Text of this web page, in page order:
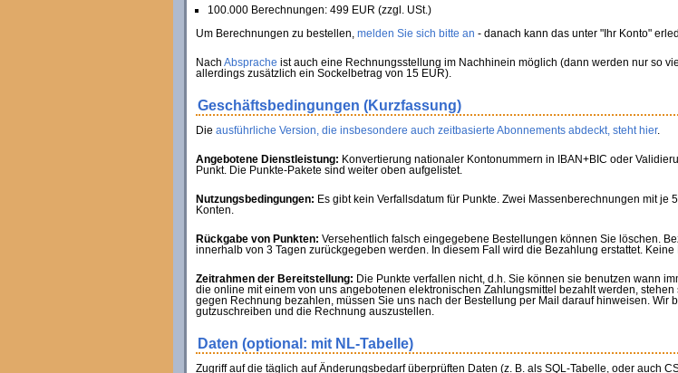
100.000 Berechnungen: 499 EUR (zzgl. USt.)
Um Berechnungen zu bestellen, melden Sie sich bitte an - danach kann das unter "Ihr Konto"
Nach Absprache ist auch eine Rechnungsstellung im Nachhinein möglich (dann werden nur so
allerdings zusätzlich ein Sockelbetrag von 15 EUR).
Geschäftsbedingungen (Kurzfassung)
Die ausführliche Version, die insbesondere auch zeitbasierte Abonnements abdeckt, steht hier.
Angebotene Dienstleistung: Konvertierung nationaler Kontonummern in IBAN+BIC oder
Punkt. Die Punkte-Pakete sind weiter oben aufgelistet.
Nutzungsbedingungen: Es gibt kein Verfallsdatum für Punkte. Zwei Massenberechnungen mit
Konten.
Rückgabe von Punkten: Versehentlich falsch eingegebene Bestellungen können Sie löschen.
innerhalb von 3 Tagen zurückgegeben werden. In diesem Fall wird die Bezahlung erstattet.
Zeitrahmen der Bereitstellung: Die Punkte verfallen nicht, d.h. Sie können sie benutzen wann
die online mit einem von uns angebotenen elektronischen Zahlungsmittel bezahlt werden,
gegen Rechnung bezahlen, müssen Sie uns nach der Bestellung per Mail darauf hinweisen. Wir
gutzuschreiben und die Rechnung auszustellen.
Daten (optional: mit NL-Tabelle)
Zugriff auf die täglich auf Änderungsbedarf überprüften Daten (z. B. als SQL-Tabelle, oder auch